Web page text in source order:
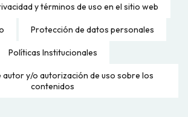
y términos de uso en el sitio web
Protección de datos personales
Políticas Institucionales
autor y/o autorización de uso sobre los
contenidos